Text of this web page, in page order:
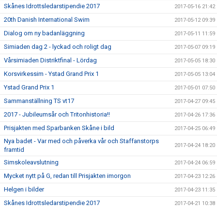
Skånes Idrottsledarstipendie 2017 2017-05-16 21:42
20th Danish International Swim 2017-05-12 09:39
Dialog om ny badanläggning 2017-05-11 11:59
Simiaden dag 2 - lyckad och roligt dag 2017-05-07 09:19
Vårsimiaden Distriktfinal - Lördag 2017-05-05 18:30
Korsvirkessim - Ystad Grand Prix 1 2017-05-05 13:04
Ystad Grand Prix 1 2017-05-01 07:50
Sammanställning TS vt17 2017-04-27 09:45
2017 - Jubileumsår och Tritonhistoria!! 2017-04-26 17:36
Prisjakten med Sparbanken Skåne i bild 2017-04-25 06:49
Nya badet - Var med och påverka vår och Staffanstorps
framtid
2017-04-24 18:20
Simskoleavslutning 2017-04-24 06:59
Mycket nytt på G, redan till Prisjakten imorgon 2017-04-23 12:26
Helgen i bilder 2017-04-23 11:35
Skånes Idrottsledarstipendie 2017 2017-04-21 10:38